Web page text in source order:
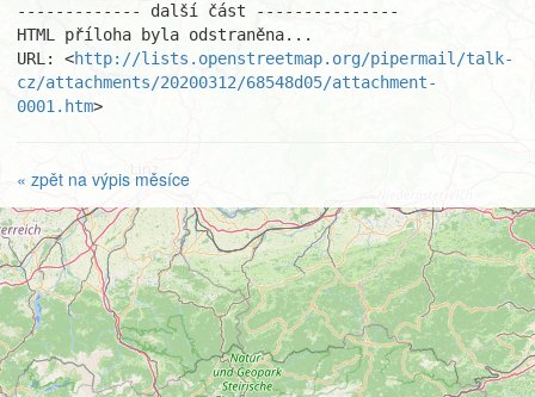
------------- další část ---------------
HTML příloha byla odstraněna...
URL: <http://lists.openstreetmap.org/pipermail/talk-
cz/attachments/20200312/68548d05/attachment-
0001.htm>
« zpět na výpis měsíce